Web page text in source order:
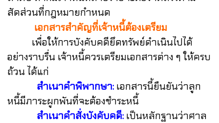
สัดส่วนที่กฎหมายกำหนด
เอกสารสำคัญที่เจ้าหนี้ต้องเตรียม
เพื่อให้การบังคับคดียึดทรัพย์ดำเนินไปได้
อย่างราบรื่น เจ้าหนี้ควรเตรียมเอกสารต่าง ๆ ให้ครบ
ถ้วน ได้แก่
สำเนาคำพิพากษา: เอกสารนี้ยืนยันว่าลูก
หนี้มีภาระผูกพันที่จะต้องชำระหนี้
สำเนาคำสั่งบังคับคดี: เป็นหลักฐานว่าศาล